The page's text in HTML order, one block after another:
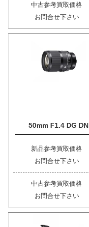
中古参考買取価格
お問合せ下さい
50mm F1.4 DG DN
新品参考買取価格
お問合せ下さい
中古参考買取価格
お問合せ下さい